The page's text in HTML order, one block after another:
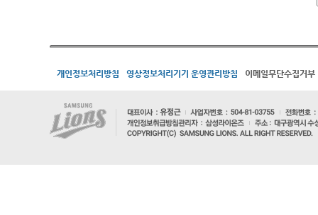
개인정보처리방침 영상정보처리기기 운영관리방침 이메일무단수집거부